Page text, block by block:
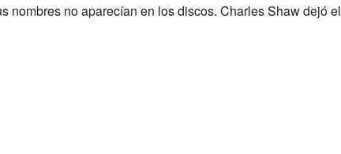
nombres no aparecían en los discos. Charles Shaw dejó el